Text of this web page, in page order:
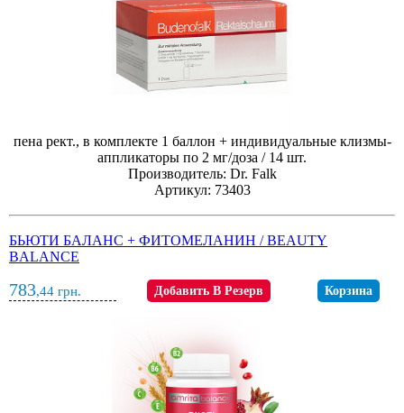
пена рект., в комплекте 1 баллон + индивидуальные клизмы-
аппликаторы по 2 мг/доза / 14 шт.
Производитель: Dr. Falk
Артикул: 73403
БЬЮТИ БАЛАНС + ФИТОМЕЛАНИН / BEAUTY
BALANCE
783,44 грн. Добавить В Резерв Корзина